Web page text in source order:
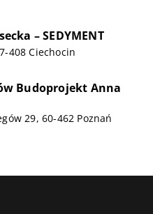
– SEDYMENT
408 Ciechocin
Budoprojekt Anna
29, 60-462 Poznań